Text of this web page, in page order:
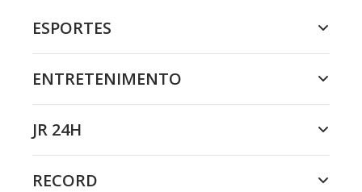
ESPORTES
ENTRETENIMENTO
JR 24H
RECORD